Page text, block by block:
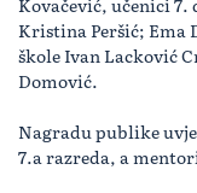
Kovačević, učenici
Kristina Peršić; Ema
škole Ivan Lacković
Domović.
Nagradu publike
7.a razreda, a